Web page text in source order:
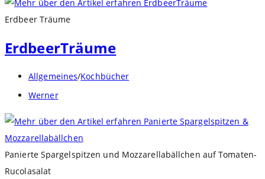
Erdbeer Träume
ErdbeerTräume
Beitrags-
Kategorie:
Allgemeines/Kochbücher
Beitrags-
Werner
Panierte Spargelspitzen und Mozzarellabällchen auf Tomaten-
Rucolasalat